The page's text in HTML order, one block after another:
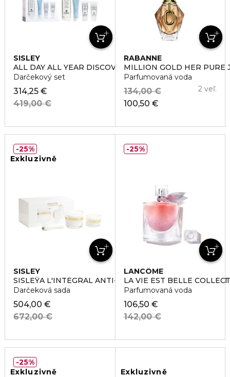
SISLEY
ALL DAY ALL YEAR DISCOVERY SET
Darčekový set
314,25 €
419,00 €
RABANNE
MILLION GOLD HER PURE
Parfumovaná voda
100,50 €
134,00 € 2 veľ.
Exkluzivně
SISLEY
SISLEŸA L'INTÉGRAL ANTI-AGE DUO FACE AND EYE SET
Darčeková sada
504,00 €
672,00 €
25%
LANCÔME
LA VIE EST BELLE
Parfumovaná voda
106,50 €
142,00 €
25%
Exkluzivně
25%
Exkluzivně